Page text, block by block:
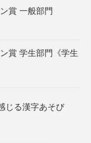
賞 一般部門
賞 学生部門《学生
じる漢字あそび